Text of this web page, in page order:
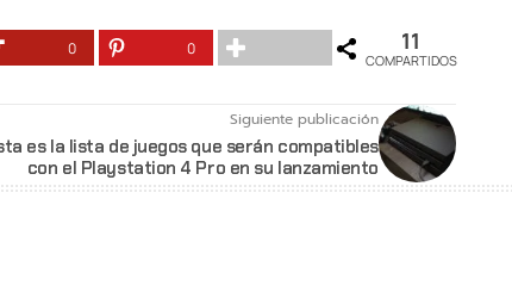
0 0 11
COMPARTIDOS
Siguiente publicación
es la lista de juegos que serán compatibles
con el Playstation 4 Pro en su lanzamiento